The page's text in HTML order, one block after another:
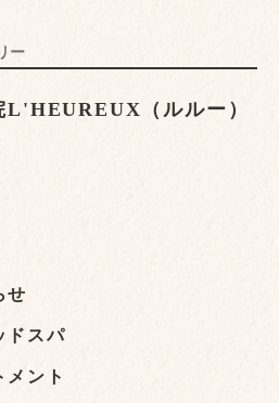
ー
L'HEUREUX（ルルー）
せ
ドスパ
メント